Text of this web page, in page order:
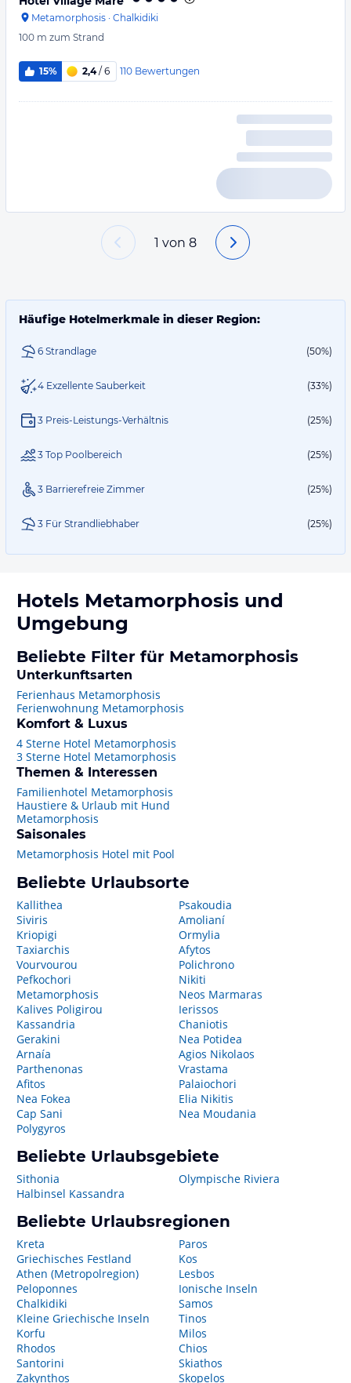
Metamorphosis · Chalkidiki
100 m zum Strand
15% 2,4/ 6 110 Bewertungen
1 von 8
Häufige Hotelmerkmale in dieser Region:
6 Strandlage (50%)
4 Exzellente Sauberkeit (33%)
3 Preis-Leistungs-Verhältnis (25%)
3 Top Poolbereich (25%)
3 Barrierefreie Zimmer (25%)
3 Für Strandliebhaber (25%)
Hotels Metamorphosis und
Umgebung
Beliebte Filter für Metamorphosis
Unterkunftsarten
Ferienhaus Metamorphosis
Ferienwohnung Metamorphosis
Komfort & Luxus
4 Sterne Hotel Metamorphosis
3 Sterne Hotel Metamorphosis
Themen & Interessen
Familienhotel Metamorphosis
Haustiere & Urlaub mit Hund
Metamorphosis
Saisonales
Metamorphosis Hotel mit Pool
Beliebte Urlaubsorte
Kallithea
Siviris
Kriopigi
Taxiarchis
Vourvourou
Pefkochori
Metamorphosis
Kalives Poligirou
Kassandria
Gerakini
Arnaía
Parthenonas
Afitos
Nea Fokea
Cap Sani
Polygyros
Psakoudia
Amolianí
Ormylia
Afytos
Polichrono
Nikiti
Neos Marmaras
Ierissos
Chaniotis
Nea Potidea
Agios Nikolaos
Vrastama
Palaiochori
Elia Nikitis
Nea Moudania
Beliebte Urlaubsgebiete
Sithonia
Halbinsel Kassandra
Olympische Riviera
Beliebte Urlaubsregionen
Kreta
Griechisches Festland
Athen (Metropolregion)
Peloponnes
Chalkidiki
Kleine Griechische Inseln
Korfu
Rhodos
Santorini
Zakynthos
Paros
Kos
Lesbos
Ionische Inseln
Samos
Tinos
Milos
Chios
Skiathos
Skopelos